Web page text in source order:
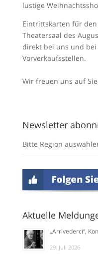
lustige
Eintrittskarten für den
Theatersaal des
direkt bei uns und
Vorverkaufsstellen.
Wir freuen uns auf
Newsletter
Bitte Region
Aktuelle
„Arrivederci“,
29. Juli 2026